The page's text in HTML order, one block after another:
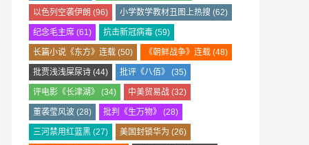
以色列空袭伊朗 (96) 小学数学教材丑图上热搜 (62)
纪念毛主席 (61) 抗击新冠病毒 (59)
长篇小说《东方》连载 (50) 《朝鲜战争》连载 (48)
批贾浅浅屎尿诗 (44) 批评《八佰》 (35)
评电影《长津湖》 (34) 中美贸易战 (32)
董袭莹风波 (28) 批判《生万物》 (28)
三河禁用红蓝黑 (27) 美国封锁华为 (26)